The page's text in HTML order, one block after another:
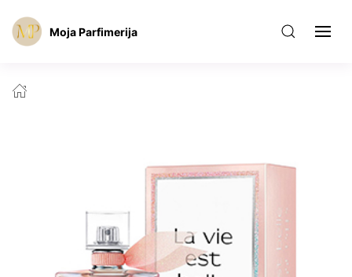
Moja Parfimerija